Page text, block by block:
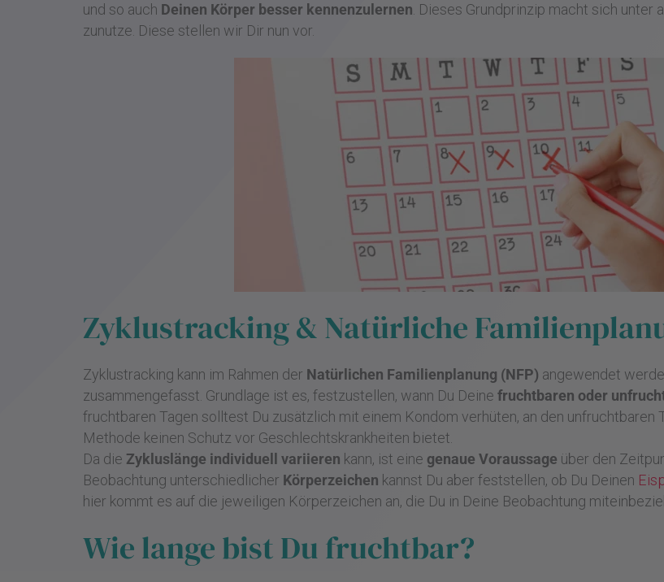
und so auch Deinen Körper besser kennenzulernen. Dieses Grundprinzip macht sich unter
zunutze. Diese stellen wir Dir nun vor.
Zyklustracking & Natürliche
Zyklustracking kann im Rahmen der Natürlichen Familienplanung (NFP) angewendet
zusammengefasst. Grundlage ist es, festzustellen, wann Du Deine fruchtbaren oder
fruchtbaren Tagen solltest Du zusätzlich mit einem Kondom verhüten, an den
Methode keinen Schutz vor Geschlechtskrankheiten bietet.
Da die Zykluslänge individuell variieren kann, ist eine genaue Voraussage über den
Beobachtung unterschiedlicher Körperzeichen kannst Du aber feststellen, ob Du Deinen
hier kommt es auf die jeweiligen Körperzeichen an, die Du in Deine Beobachtung
Wie lange bist Du fruchtbar?